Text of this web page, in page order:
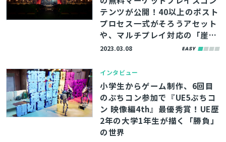
テンツが公開！40以上のポスト
プロセス一式がそろうアセット
や、マルチプレイ対応の「崖乗
り越え」システムがラインナッ
2023.03.08
インタビュー
小学生からゲーム制作、6回目
のぷちコン参加で『UE5ぷちコ
ン 映像編4th』最優秀賞！UE歴
2年の大学1年生が描く「勝負」
の世界